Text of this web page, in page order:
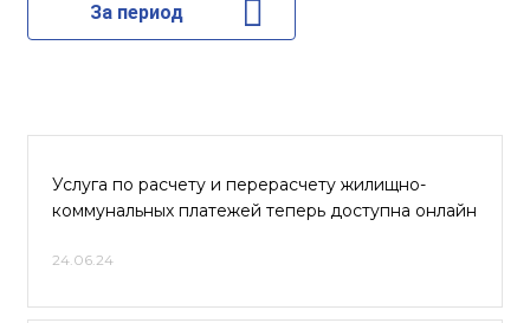
За период
Услуга по расчету и перерасчету жилищно-
коммунальных платежей теперь доступна онлайн
24.06.24